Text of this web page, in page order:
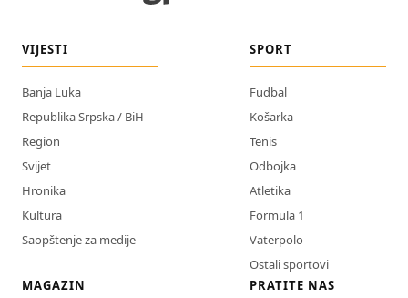
VIJESTI
Banja Luka
Republika Srpska / BiH
Region
Svijet
Hronika
Kultura
Saopštenje za medije
SPORT
Fudbal
Košarka
Tenis
Odbojka
Atletika
Formula 1
Vaterpolo
Ostali sportovi
MAGAZIN
PRATITE NAS